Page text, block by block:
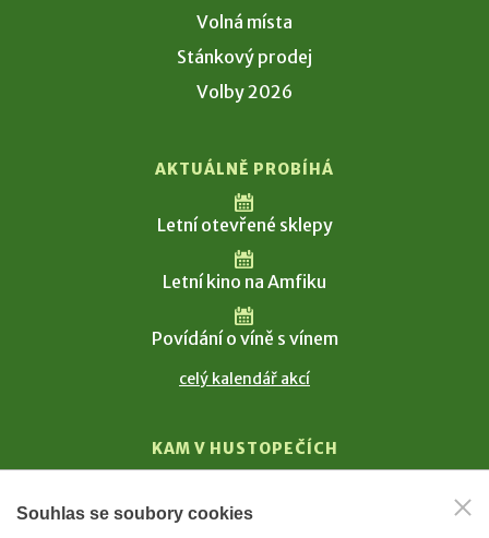
Volná místa
Stánkový prodej
Volby 2026
AKTUÁLNĚ PROBÍHÁ
Letní otevřené sklepy
Letní kino na Amfiku
Povídání o víně s vínem
celý kalendář akcí
KAM V HUSTOPEČÍCH
T. G. Masaryk
Souhlas se soubory cookies